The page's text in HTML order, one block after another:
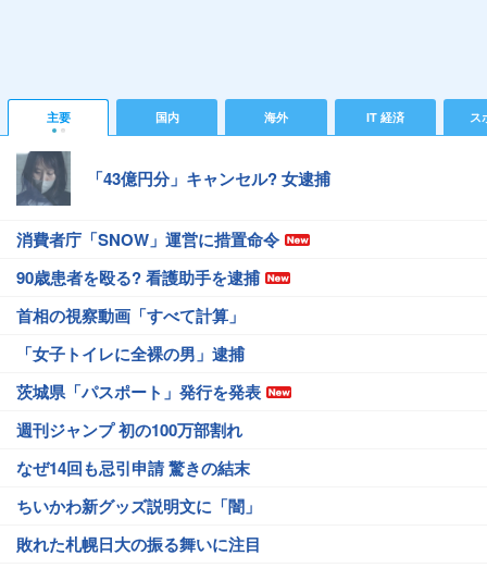
主要 国内 海外 IT 経済 ス
「43億円分」キャンセル? 女逮捕
消費者庁「SNOW」運営に措置命令
90歳患者を殴る? 看護助手を逮捕
首相の視察動画「すべて計算」
「女子トイレに全裸の男」逮捕
茨城県「パスポート」発行を発表
週刊ジャンプ 初の100万部割れ
なぜ14回も忌引申請 驚きの結末
ちいかわ新グッズ説明文に「闇」
敗れた札幌日大の振る舞いに注目